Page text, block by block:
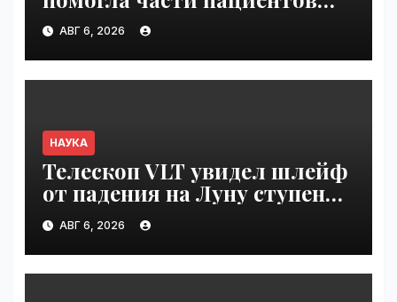
с пищевой аллергией |
VseTime.ru
АВГ 6, 2026
НАУКА
Телескоп VLT увидел шлейф
от падения на Луну ступени
ракеты Falcon 9 | VseTime.ru
АВГ 6, 2026